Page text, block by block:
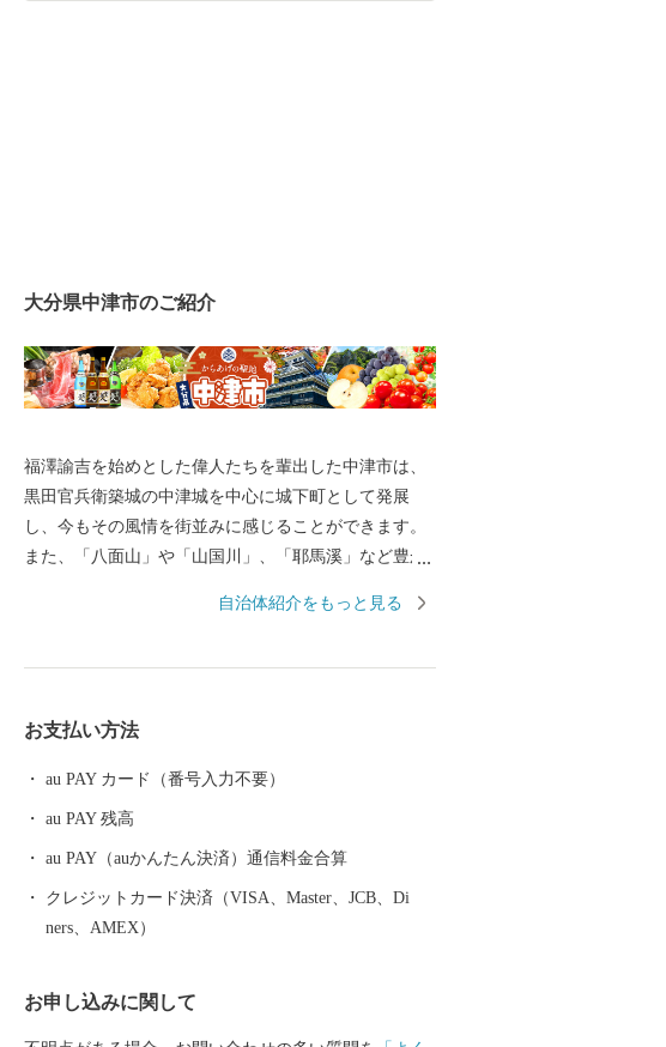
大分県中津市のご紹介
福澤諭吉を始めとした偉人たちを輩出した中津市は、
黒田官兵衛築城の中津城を中心に城下町として発展
し、今もその風情を街並みに感じることができます。
また、「八面山」や「山国川」、「耶馬溪」など豊か
ードなど、大自然を利用したアクティビティも楽しめ
海の幸や山の幸などが自慢です。 ふるさと納税を通し
自治体紹介をもっと見る
お支払い方法
au PAY カード（番号入力不要）
au PAY 残高
au PAY（auかんたん決済）通信料金合算
クレジットカード決済（VISA、Master、JCB、Di
ners、AMEX）
お申し込みに関して